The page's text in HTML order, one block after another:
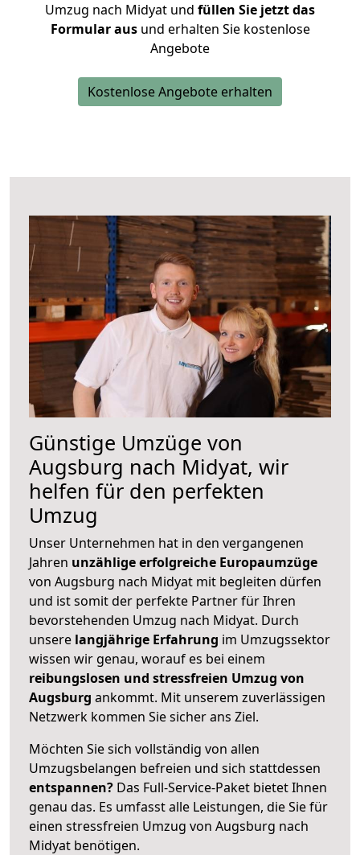
Umzug nach Midyat und füllen Sie jetzt das
Formular ausund erhalten Sie kostenlose
Angebote
Kostenlose Angebote erhalten
Günstige Umzüge von
Augsburg nach Midyat, wir
helfen für den perfekten
Umzug
Unser Unternehmen hat in den vergangenen
Jahren unzählige erfolgreiche Europaumzüge
von Augsburg nach Midyat mit begleiten dürfen
und ist somit der perfekte Partner für Ihren
bevorstehenden Umzug nach Midyat. Durch
unsere langjährige Erfahrung im Umzugssektor
wissen wir genau, worauf es bei einem
reibungslosen und stressfreien Umzug von
Augsburg ankommt. Mit unserem zuverlässigen
Netzwerk kommen Sie sicher ans Ziel.
Möchten Sie sich vollständig von allen
Umzugsbelangen befreien und sich stattdessen
entspannen? Das Full-Service-Paket bietet Ihnen
genau das. Es umfasst alle Leistungen, die Sie für
einen stressfreien Umzug von Augsburg nach
Midyat benötigen.